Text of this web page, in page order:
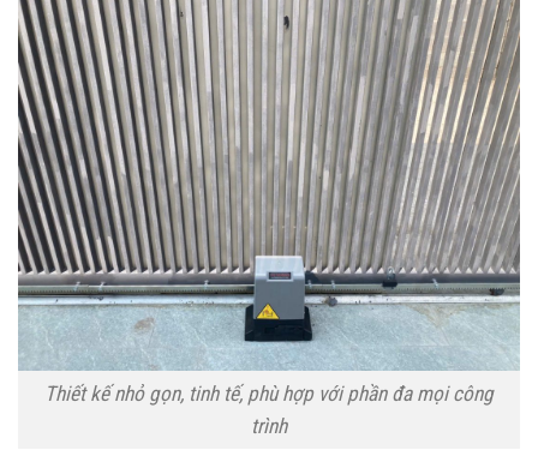
Thiết kế nhỏ gọn, tinh tế, phù hợp với phần đa mọi công
trình